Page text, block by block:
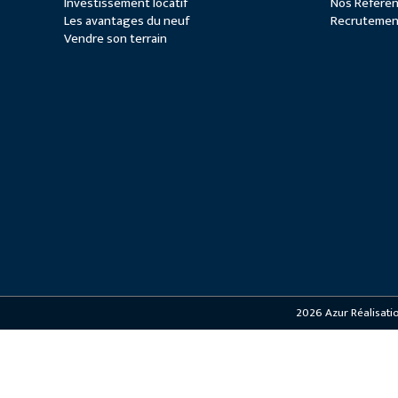
Les avantages du neuf
Vendre son terrain
2026Azur